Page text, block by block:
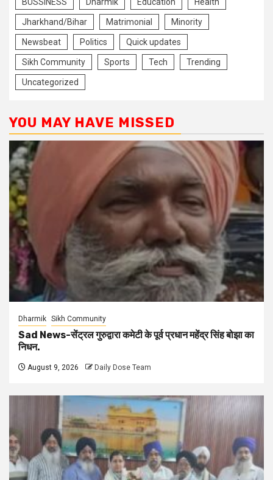
Jharkhand/Bihar Matrimonial Minority
Newsbeat Politics Quick updates
Sikh Community Sports Tech Trending
Uncategorized
YOU MAY HAVE MISSED
Dharmik Sikh Community
Sad News-सेंट्रल गुरुद्वारा कमेटी के पूर्व प्रधान महेंद्र सिंह बोझा का
निधन.
August 9, 2026 Daily Dose Team